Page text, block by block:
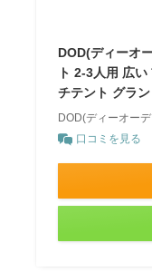
DOD(ディーオ
ト 2-3人用 広
チテント グラ
DOD(ディーオー
口コミを見る